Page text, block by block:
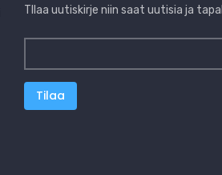
TIlaa uutiskirje niin saat uutisia ja